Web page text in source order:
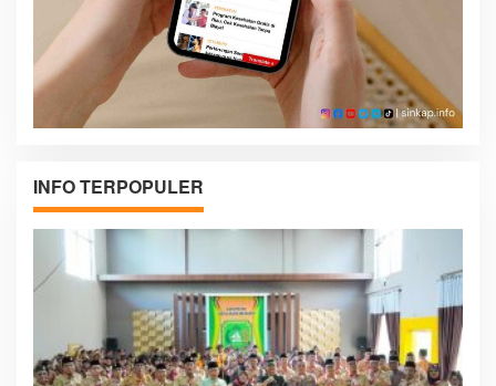
INFO TERPOPULER